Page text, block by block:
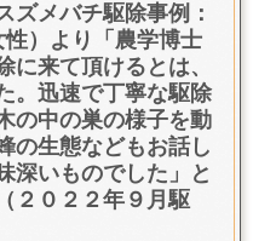
ズメバチ駆除事例：
）より「 農学博士
に来て頂けるとは、
。 迅速で丁寧な駆除
の中の巣の様子を動
の生態などもお話し
深いものでした 」と
２０２２年９月駆